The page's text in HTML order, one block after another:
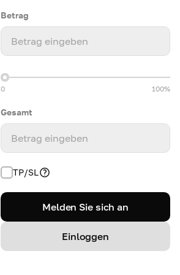
Betrag
Betrag eingeben
0 100%
Gesamt
Betrag eingeben
TP/SL
Melden Sie sich an
Einloggen